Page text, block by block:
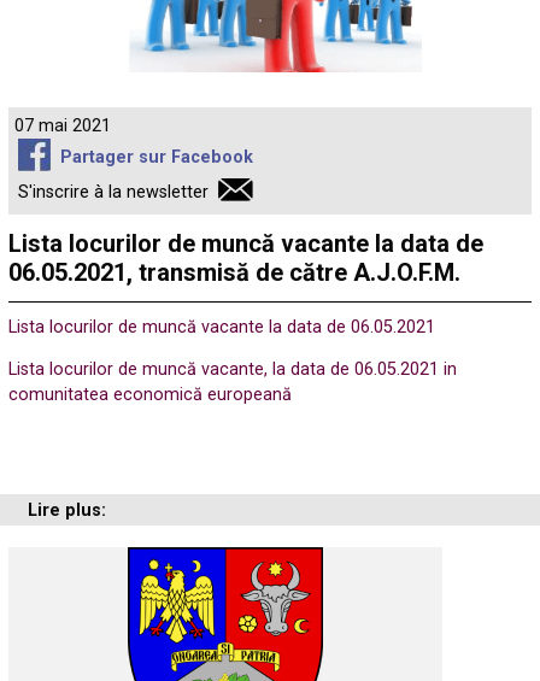
07 mai 2021
Partager sur Facebook
S'inscrire à la newsletter
Lista locurilor de muncă vacante la data de
06.05.2021, transmisă de către A.J.O.F.M.
Lista locurilor de muncă vacante la data de 06.05.2021
Lista locurilor de muncă vacante, la data de 06.05.2021 in
comunitatea economică europeană
Lire plus: